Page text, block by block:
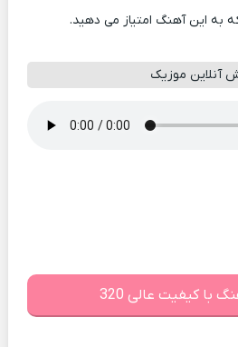
به این آهنگ امتیاز می دهید.
آنلاین موزیک
با کیفیت عالی 320